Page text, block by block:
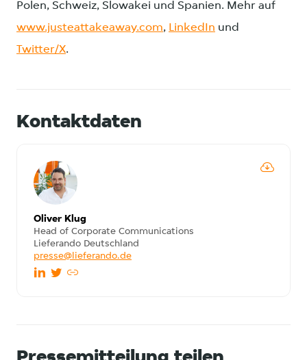
Polen, Schweiz, Slowakei und Spanien. Mehr auf
www.justeattakeaway.com, LinkedIn und
Twitter/X.
Kontaktdaten
Oliver Klug
Head of Corporate Communications
Lieferando Deutschland
presse@lieferando.de